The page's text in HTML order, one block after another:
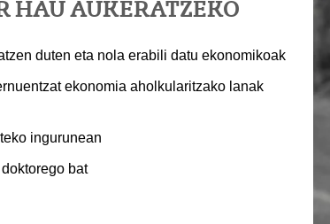
HAU AUKERATZEKO
duten eta nola erabili datu ekonomikoak
ekonomia aholkularitzako lanak
ingurunean
bat